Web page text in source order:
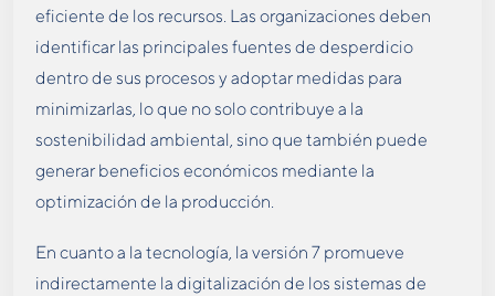
eficiente de los recursos. Las organizaciones deben
identificar las principales fuentes de desperdicio
dentro de sus procesos y adoptar medidas para
minimizarlas, lo que no solo contribuye a la
sostenibilidad ambiental, sino que también puede
generar beneficios económicos mediante la
optimización de la producción.
En cuanto a la tecnología, la versión 7 promueve
indirectamente la digitalización de los sistemas de